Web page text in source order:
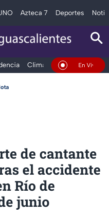
Azteca 7 Deportes
Clima DeportesEn Vivo
de cantante
el accidente
Río de
junio